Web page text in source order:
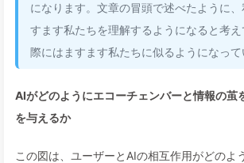
になります。文章の冒頭で述べたように、
すます私たちを理解するようになると考
際にはますます私たちに似るようになって
AIがどのようにエコーチェンバーと情報の茧
を与えるか
この図は、ユーザーとAIの相互作用がどのよ